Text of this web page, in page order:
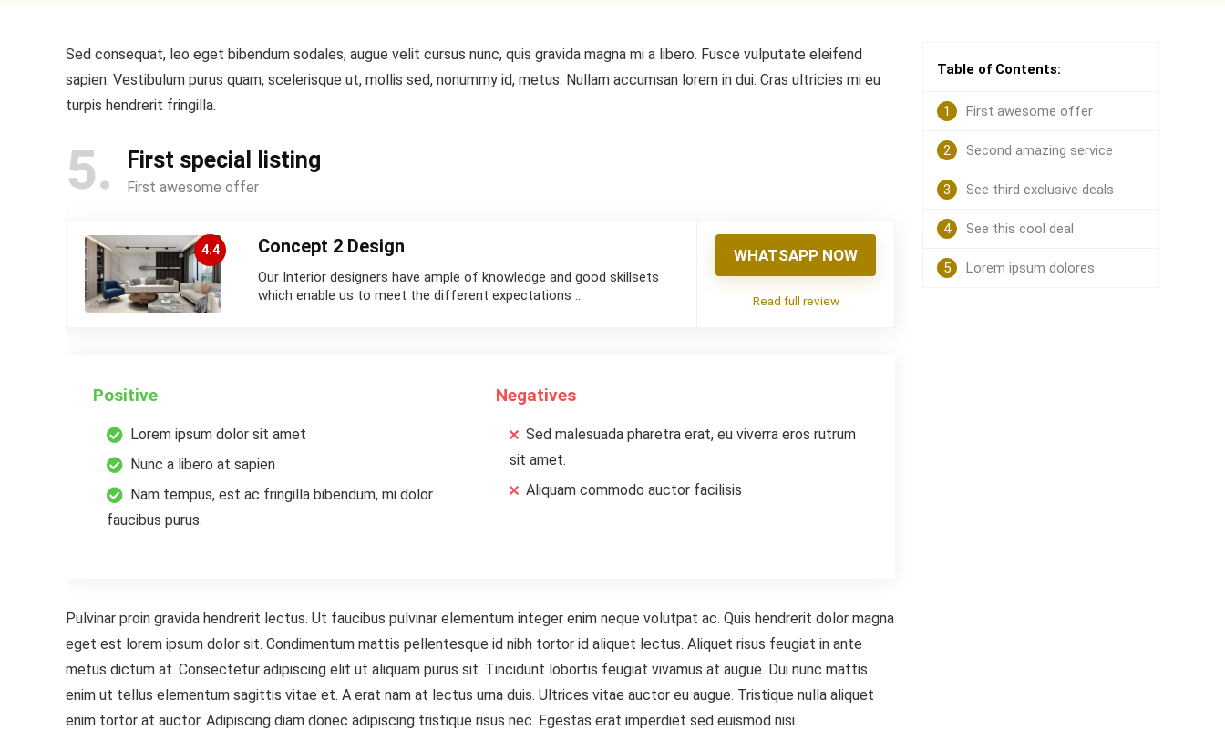
Sed consequat, leo eget bibendum sodales, augue velit cursus nunc, quis gravida magna mi a libero. Fusce vulputate eleifend
sapien. Vestibulum purus quam, scelerisque ut, mollis sed, nonummy id, metus. Nullam accumsan lorem in dui. Cras ultricies mi eu
turpis hendrerit fringilla.
5 First special listing
First awesome offer
4.4 Concept 2 Design
Our Interior designers have ample of knowledge and good skillsets
which enable us to meet the different expectations …
WHATSAPP NOW
Read full review
Positive
Lorem ipsum dolor sit amet
Nunc a libero at sapien
Nam tempus, est ac fringilla bibendum, mi dolor
faucibus purus.
Negatives
Sed malesuada pharetra erat, eu viverra eros rutrum
sit amet.
Aliquam commodo auctor facilisis
Pulvinar proin gravida hendrerit lectus. Ut faucibus pulvinar elementum integer enim neque volutpat ac. Quis hendrerit dolor magna
eget est lorem ipsum dolor sit. Condimentum mattis pellentesque id nibh tortor id aliquet lectus. Aliquet risus feugiat in ante
metus dictum at. Consectetur adipiscing elit ut aliquam purus sit. Tincidunt lobortis feugiat vivamus at augue. Dui nunc mattis
enim ut tellus elementum sagittis vitae et. A erat nam at lectus urna duis. Ultrices vitae auctor eu augue. Tristique nulla aliquet
enim tortor at auctor. Adipiscing diam donec adipiscing tristique risus nec. Egestas erat imperdiet sed euismod nisi.
Table of Contents:
1 First awesome offer
2 Second amazing service
3 See third exclusive deals
4 See this cool deal
5 Lorem ipsum dolores